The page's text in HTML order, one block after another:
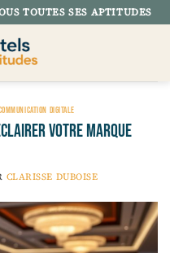
TOUTES SES APTITUDES
DIGITALE
votre marque
CLARISSE DUBOISE